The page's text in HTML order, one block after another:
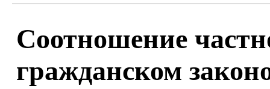
Соотношение
гражданском